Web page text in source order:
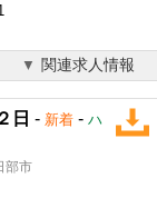
関連求人情報
日 - 新着 - ハ
部市